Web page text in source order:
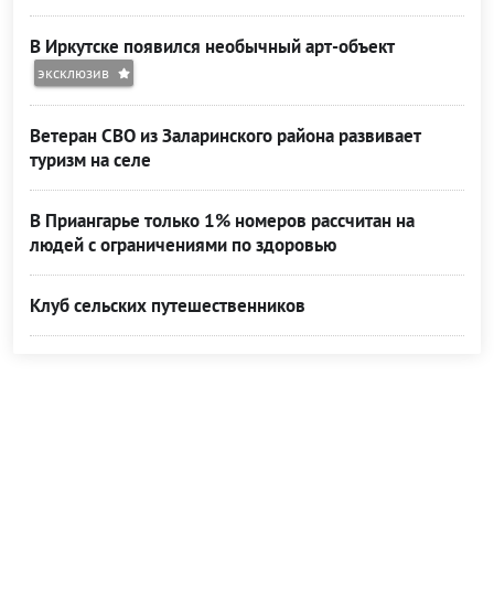
В Иркутске появился необычный арт-объект
эксклюзив
Ветеран СВО из Заларинского района развивает
туризм на селе
В Приангарье только 1% номеров рассчитан на
людей с ограничениями по здоровью
Клуб сельских путешественников